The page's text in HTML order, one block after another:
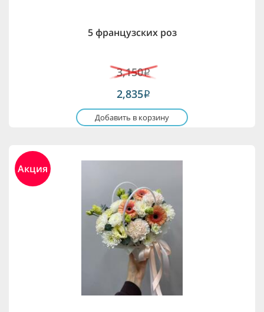
5 французских роз
3,150i
2,835i
Добавить в корзину
Акция